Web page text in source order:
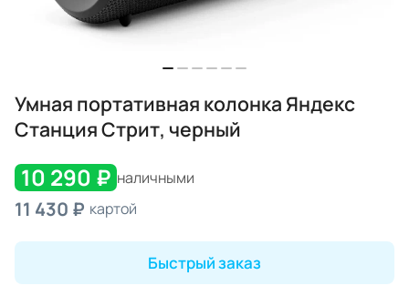
Умная портативная колонка Яндекс
Станция Стрит, черный
10 290 ₽ наличными
11 430 ₽ картой
Быстрый заказ